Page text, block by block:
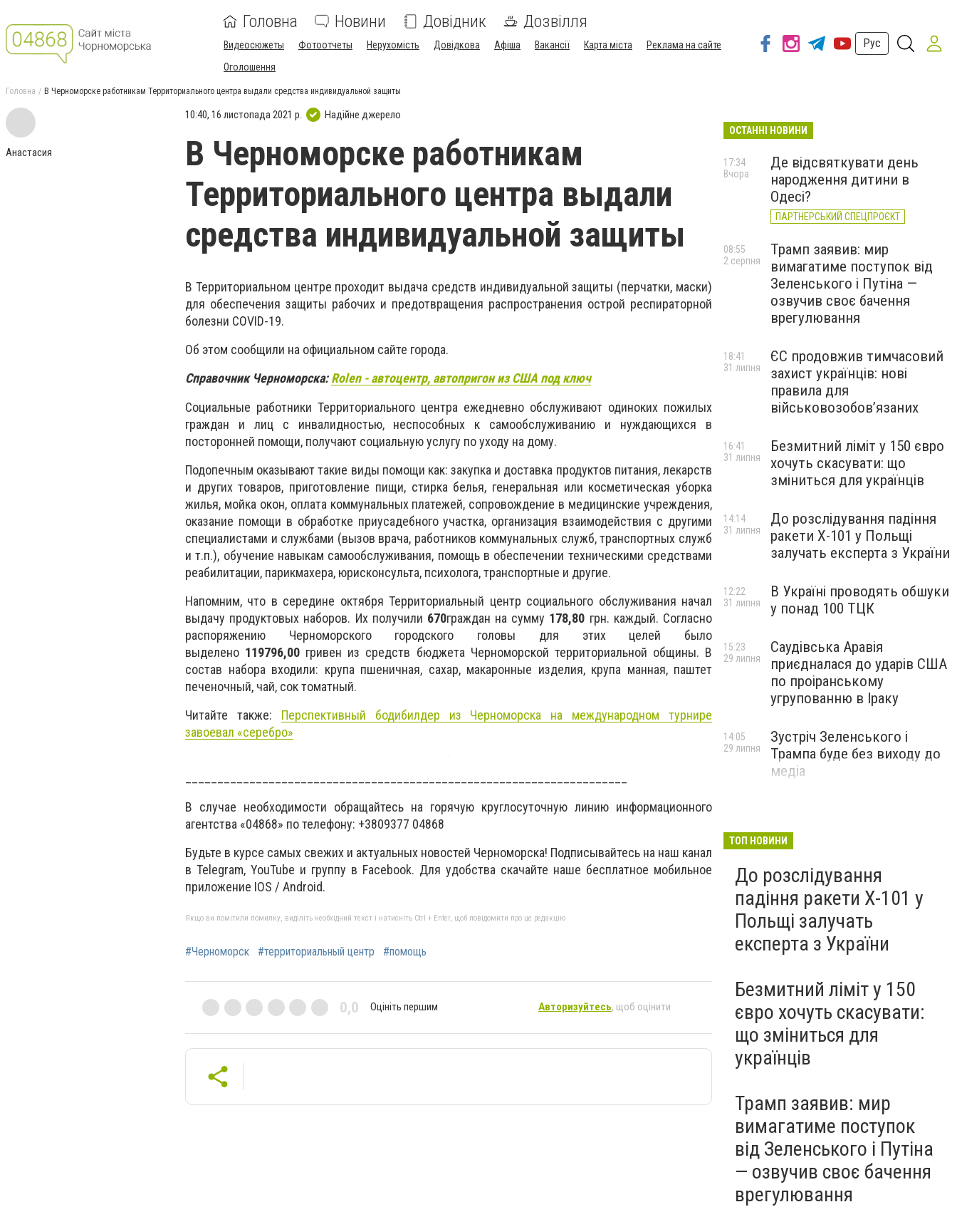
Головна Новини Довідник Дозвілля
Видеосюжеты Фотоотчеты Нерухомість Довідкова Афіша Вакансії Карта міста
Реклама на сайте
Оголошення
Рус
Головна В Черноморске работникам Территориального центра выдали средства индивидуальной защиты
Анастасия
10:40, 16 листопада 2021 р. Надійне джерело
В Черноморске работникам
Территориального центра выдали
средства индивидуальной защиты
В Территориальном центре проходит выдача средств индивидуальной защиты (перчатки, маски)
для обеспечения защиты рабочих и предотвращения распространения острой респираторной
болезни COVID-19.
Об этом сообщили на официальном сайте города.
Справочник Черноморска:Rolen - автоцентр, автопригон из США под ключ
Cоциальные работники Территориального центра ежедневно обслуживают одиноких пожилых
граждан и лиц с инвалидностью, неспособных к самообслуживанию и нуждающихся в
посторонней помощи, получают социальную услугу по уходу на дому.
Подопечным оказывают такие виды помощи как: закупка и доставка продуктов питания, лекарств
и других товаров, приготовление пищи, стирка белья, генеральная или косметическая уборка
жилья, мойка окон, оплата коммунальных платежей, сопровождение в медицинские учреждения,
оказание помощи в обработке приусадебного участка, организация взаимодействия с другими
специалистами и службами (вызов врача, работников коммунальных служб, транспортных служб
и т.п.), обучение навыкам самообслуживания, помощь в обеспечении техническими средствами
реабилитации, парикмахера, юрисконсульта, психолога, транспортные и другие.
Напомним, что в середине октябряТерриториальный центр социального обслуживания начал
выдачу продуктовых наборов. Их получили 670граждан на сумму 178,80 грн. каждый. Согласно
распоряжению Черноморского городского головы для этих целей было
выделено 119796,00 гривен из средств бюджета Черноморской территориальной общины. В
состав набора входили: крупа пшеничная, сахар, макаронные изделия, крупа манная, паштет
печеночный, чай, сок томатный.
Читайте также: Перспективный бодибилдер из Черноморска на международном турнире
завоевал «серебро»
В случае необходимости обращайтесь на горячую круглосуточную линию информационного
агентства «04868» по телефону: +3809377 04868
Будьте в курсе самых свежих и актуальных новостей Черноморска! Подписывайтесь на наш канал
в Telegram, YouTube и группу в Facebook. Для удобства скачайте наше бесплатное мобильное
приложение IOS / Android.
Якщо ви помітили помилку, виділіть необхідний текст і натисніть Ctrl + Enter, щоб повідомити про це редакцію
#Черноморск #территориальный центр #помощь
0,0 Оцініть першим Авторизуйтесь, щоб оцінити
ОСТАННІ НОВИНИ
Де відсвяткувати день
народження дитини в
Одесі?
ПАРТНЕРСЬКИЙ СПЕЦПРОЄКТ
17:34
Вчора
Трамп заявив: мир
вимагатиме поступок від
Зеленського і Путіна —
озвучив своє бачення
врегулювання
08:55
2 серпня
ЄС продовжив тимчасовий
захист українців: нові
правила для
військовозобов’язаних
18:41
31 липня
Безмитний ліміт у 150 євро
хочуть скасувати: що
зміниться для українців
16:41
31 липня
До розслідування падіння
ракети Х-101 у Польщі
залучать експерта з України
14:14
31 липня
В Україні проводять обшуки
у понад 100 ТЦК
12:22
31 липня
Саудівська Аравія
приєдналася до ударів США
по проіранському
угрупованню в Іраку
15:23
29 липня
Зустріч Зеленського і
Трампа буде без виходу до
медіа
14:05
29 липня
ТОП НОВИНИ
До розслідування
падіння ракети Х-101 у
Польщі залучать
експерта з України
Безмитний ліміт у 150
євро хочуть скасувати:
що зміниться для
українців
Трамп заявив: мир
вимагатиме поступок
від Зеленського і Путіна
— озвучив своє бачення
врегулювання